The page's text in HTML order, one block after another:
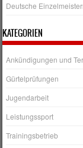
Deutsche
KATEGORIEN
Ankündigungen und
Gürtelprüfungen
Jugendarbeit
Leistungssport
Trainingsbetrieb